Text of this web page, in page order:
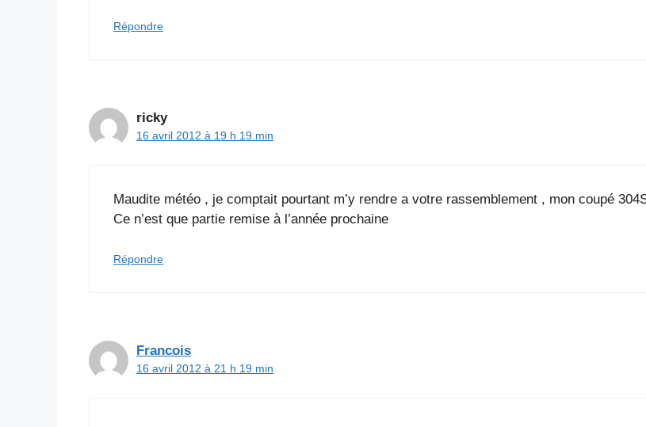
Répondre
ricky
16 avril 2012 à 19 h 19 min
Maudite météo , je comptait pourtant m’y rendre a votre rassemblement , mon coupé
Ce n’est que partie remise à l’année prochaine
Répondre
Francois
16 avril 2012 à 21 h 19 min